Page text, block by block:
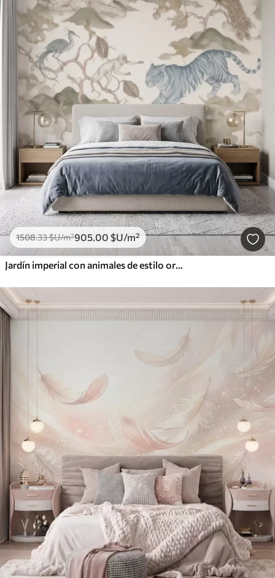
1508.33$U/m²905.00 $U/m²
Jardín imperial con animales de estilo oriental: mono, leopardo, tigre, pavo real y garza